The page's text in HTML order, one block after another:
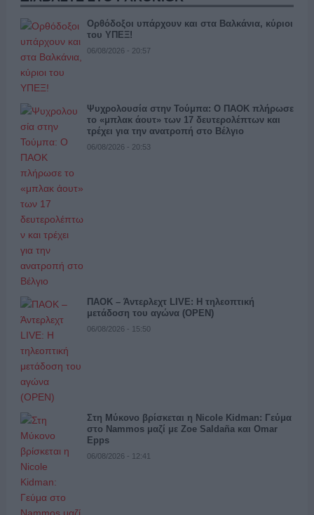
Ορθόδοξοι υπάρχουν και στα Βαλκάνια, κύριοι
του ΥΠΕΞ!
06/08/2026 - 20:57
Ψυχρολουσία στην Τούμπα: Ο ΠΑΟΚ πλήρωσε
το «μπλακ άουτ» των 17 δευτερολέπτων και
τρέχει για την ανατροπή στο Βέλγιο
06/08/2026 - 20:53
ΠΑΟΚ – Άντερλεχτ LIVE: Η τηλεοπτική
μετάδοση του αγώνα (OPEN)
06/08/2026 - 15:50
Στη Μύκονο βρίσκεται η Nicole Kidman: Γεύμα
στο Nammos μαζί με Zoe Saldaña και Omar
Epps
06/08/2026 - 12:41